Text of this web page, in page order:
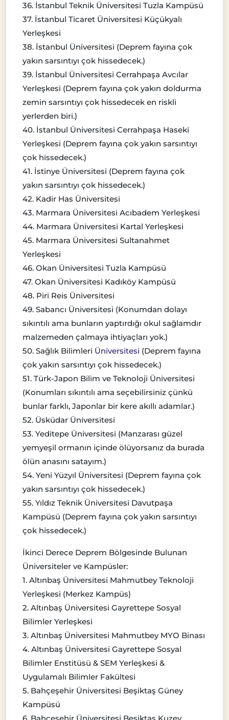
36. İstanbul Teknik Üniversitesi Tuzla Kampüsü
37. İstanbul Ticaret Üniversitesi Küçükyalı
Yerleşkesi
38. İstanbul Üniversitesi (Deprem fayına çok
yakın sarsıntıyı çok hissedecek.)
39. İstanbul Üniversitesi Cerrahpaşa Avcılar
Yerleşkesi (Deprem fayına çok yakın doldurma
zemin sarsıntıyı çok hissedecek en riskli
yerlerden biri.)
40. İstanbul Üniversitesi Cerrahpaşa Haseki
Yerleşkesi (Deprem fayına çok yakın sarsıntıyı
çok hissedecek.)
41. İstinye Üniversitesi (Deprem fayına çok
yakın sarsıntıyı çok hissedecek.)
42. Kadir Has Üniversitesi
43. Marmara Üniversitesi Acıbadem Yerleşkesi
44. Marmara Üniversitesi Kartal Yerleşkesi
45. Marmara Üniversitesi Sultanahmet
Yerleşkesi
46. Okan Üniversitesi Tuzla Kampüsü
47. Okan Üniversitesi Kadıköy Kampüsü
48. Piri Reis Üniversitesi
49. Sabancı Üniversitesi (Konumdan dolayı
sıkıntılı ama bunların yaptırdığı okul sağlamdır
malzemeden çalmaya ihtiyaçları yok.)
50. Sağlık Bilimleri Üniversitesi (Deprem fayına
çok yakın sarsıntıyı çok hissedecek.)
51. Türk-Japon Bilim ve Teknoloji Üniversitesi
(Konumları sıkıntılı ama seçebilirsiniz çünkü
bunlar farklı, Japonlar bir kere akıllı adamlar.)
52. Üsküdar Üniversitesi
53. Yeditepe Üniversitesi (Manzarası güzel
yemyeşil ormanın içinde ölüyorsanız da burada
ölün anasını satayım.)
54. Yeni Yüzyıl Üniversitesi (Deprem fayına çok
yakın sarsıntıyı çok hissedecek.)
55. Yıldız Teknik Üniversitesi Davutpaşa
Kampüsü (Deprem fayına çok yakın sarsıntıyı
çok hissedecek.)
İkinci Derece Deprem Bölgesinde Bulunan
Üniversiteler ve Kampüsler:
1. Altınbaş Üniversitesi Mahmutbey Teknoloji
Yerleşkesi (Merkez Kampüs)
2. Altınbaş Üniversitesi Gayrettepe Sosyal
Bilimler Yerleşkesi
3. Altınbaş Üniversitesi Mahmutbey MYO Binası
4. Altınbaş Üniversitesi Gayrettepe Sosyal
Bilimler Enstitüsü & SEM Yerleşkesi &
Uygulamalı Bilimler Fakültesi
5. Bahçeşehir Üniversitesi Beşiktaş Güney
Kampüsü